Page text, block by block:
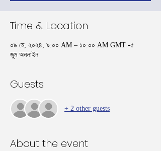
Time & Location
০৯ মে, ২০২৪, ৯:০০ AM – ১০:০০ AM GMT -৫
জুম অনলাইন
Guests
+ 2 other guests
About the event